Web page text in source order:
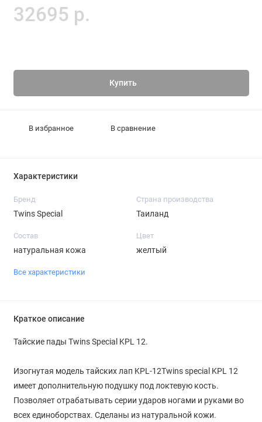
32695 р.
Купить
В избранное В сравнение
Характеристики
Бренд
Twins Special
Страна производства
Таиланд
Состав
натуральная кожа
Цвет
желтый
Все характеристики
Краткое описание
Тайские пады Twins Special KPL 12.
Изогнутая модель тайских лап KPL-12Twins special KPL 12
имеет дополнительную подушку под локтевую кость.
Позволяет отрабатывать серии ударов ногами и руками во
всех единоборствах. Сделаны из натуральной кожи.